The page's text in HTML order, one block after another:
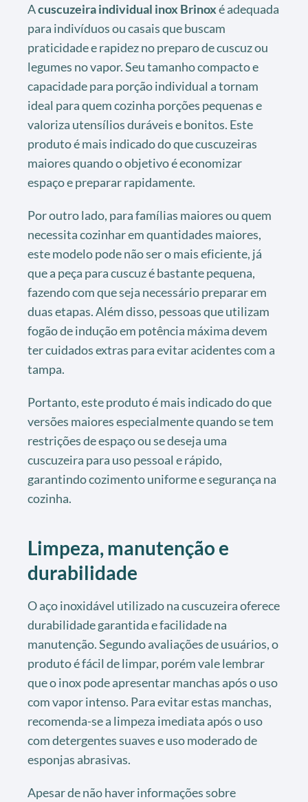
Acuscuzeira individual inox Brinoxé adequada
para indivíduos ou casais que buscam
praticidade e rapidez no preparo de cuscuz ou
legumes no vapor. Seu tamanho compacto e
capacidade para porção individual a tornam
ideal para quem cozinha porções pequenas e
valoriza utensílios duráveis e bonitos. Este
produto é mais indicado do que cuscuzeiras
maiores quando o objetivo é economizar
espaço e preparar rapidamente.
Por outro lado, para famílias maiores ou quem
necessita cozinhar em quantidades maiores,
este modelo pode não ser o mais eficiente, já
que a peça para cuscuz é bastante pequena,
fazendo com que seja necessário preparar em
duas etapas. Além disso, pessoas que utilizam
fogão de indução em potência máxima devem
ter cuidados extras para evitar acidentes com a
tampa.
Portanto, este produto é mais indicado do que
versões maiores especialmente quando se tem
restrições de espaço ou se deseja uma
cuscuzeira para uso pessoal e rápido,
garantindo cozimento uniforme e segurança na
cozinha.
Limpeza, manutenção e
durabilidade
O aço inoxidável utilizado na cuscuzeira oferece
durabilidade garantida e facilidade na
manutenção. Segundo avaliações de usuários, o
produto é fácil de limpar, porém vale lembrar
que o inox pode apresentar manchas após o uso
com vapor intenso. Para evitar estas manchas,
recomenda-se a limpeza imediata após o uso
com detergentes suaves e uso moderado de
esponjas abrasivas.
Apesar de não haver informações sobre